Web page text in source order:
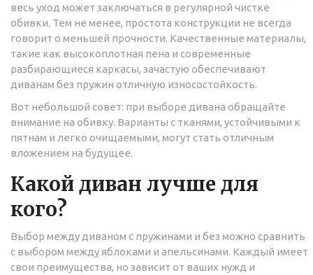
весь уход может заключаться в регулярной чистке
обивки. Тем не менее, простота конструкции не всегда
говорит о меньшей прочности. Качественные материалы,
такие как высокоплотная пена и современные
разбирающиеся каркасы, зачастую обеспечивают
диванам без пружин отличную износостойкость.
Вот небольшой совет: при выборе дивана обращайте
внимание на обивку. Варианты с тканями, устойчивыми к
пятнам и легко очищаемыми, могут стать отличным
вложением на будущее.
Какой диван лучше для
кого?
Выбор между диваном с пружинами и без можно сравнить
с выбором между яблоками и апельсинами. Каждый имеет
свои преимущества, но зависит от ваших нужд и